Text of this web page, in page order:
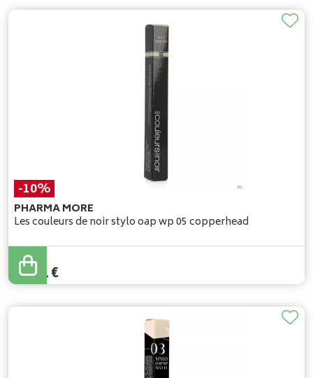
-10%
PHARMA MORE
Les couleurs de noir stylo oap wp 05 copperhead
27,90
25,11€